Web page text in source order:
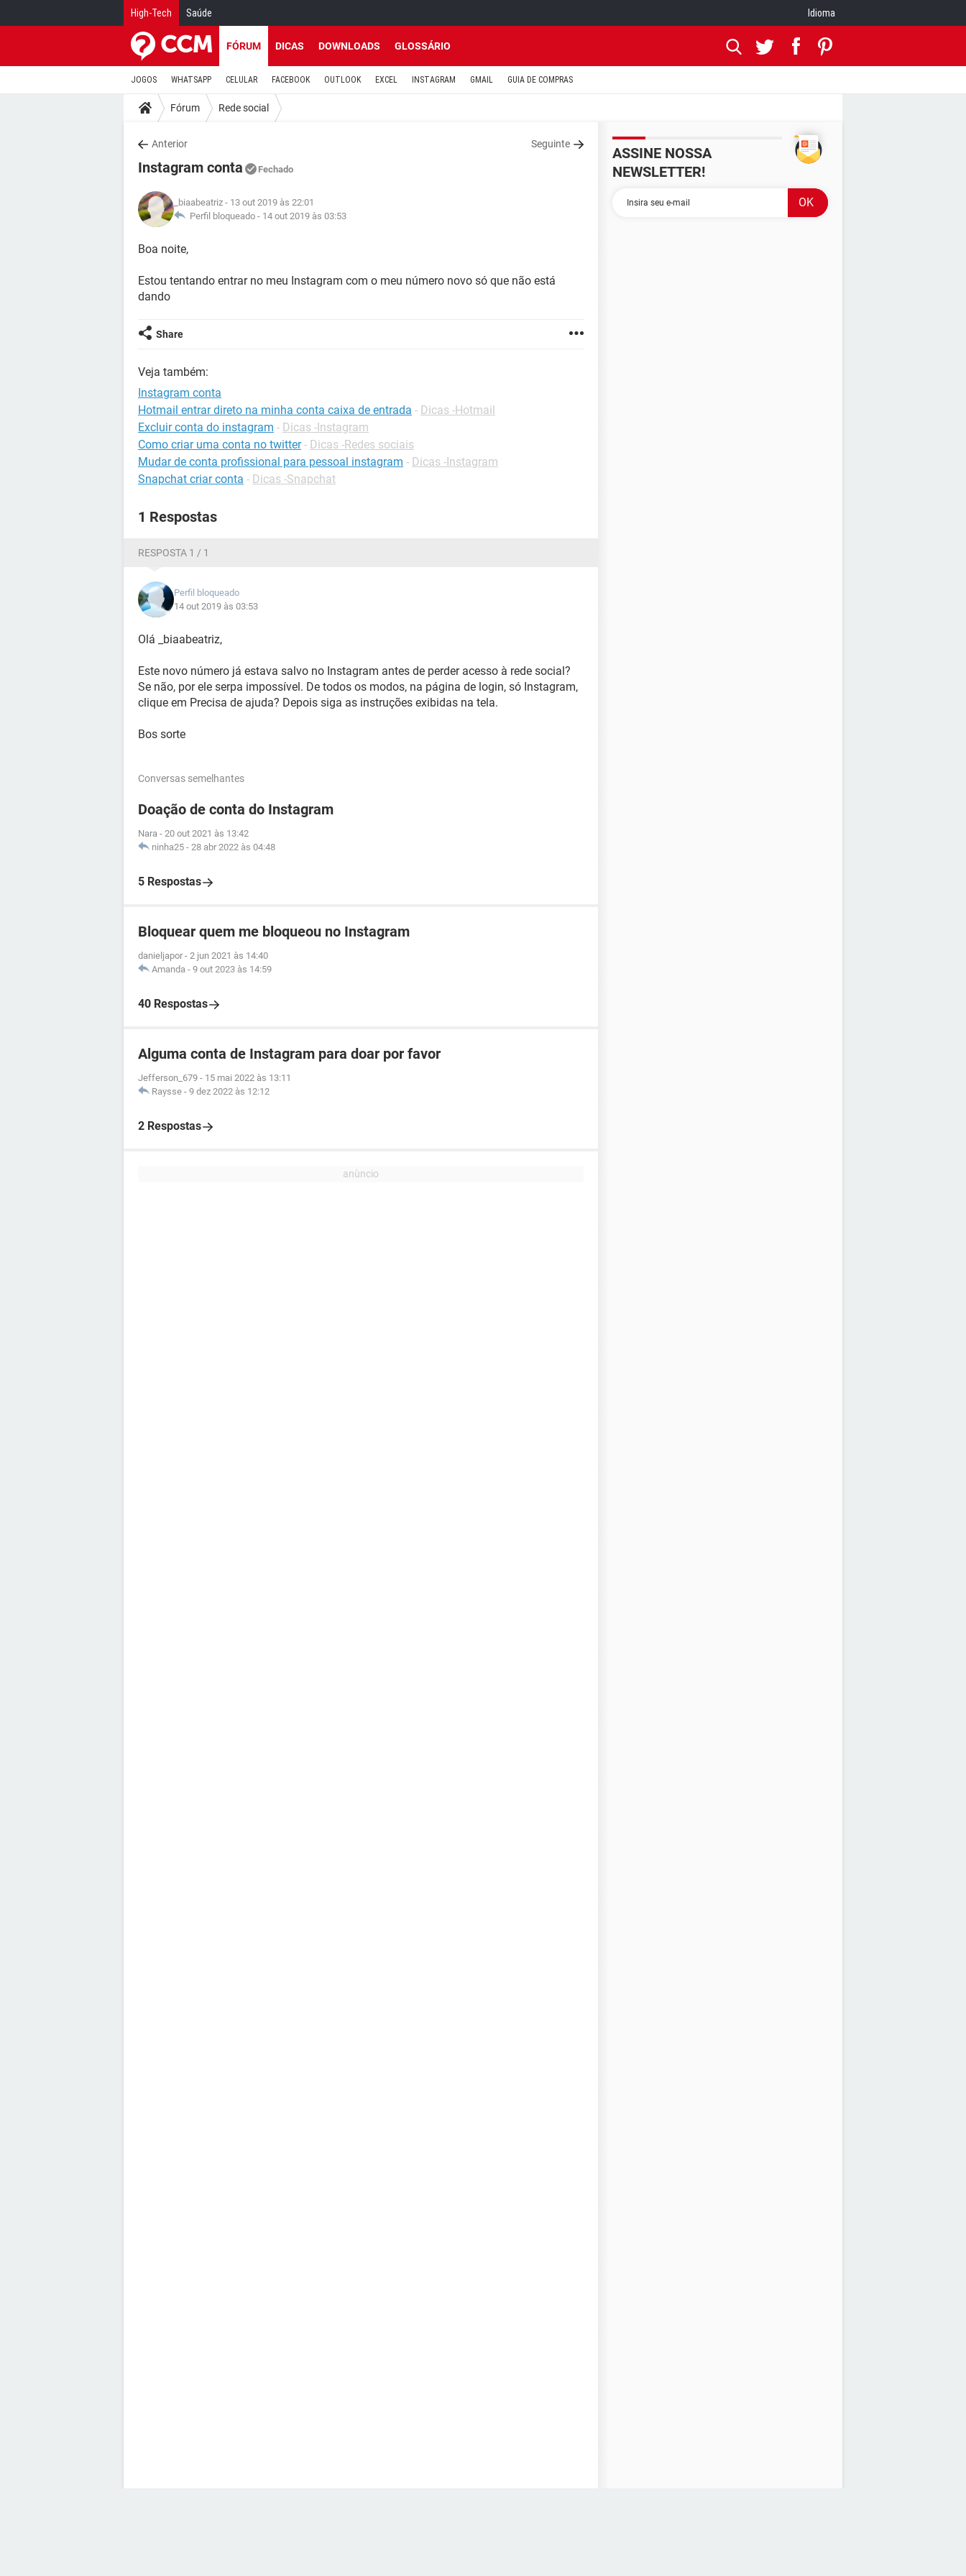
High-Tech Saúde Idioma
FÓRUM DICAS DOWNLOADS GLOSSÁRIO
JOGOS WHATSAPP CELULAR FACEBOOK OUTLOOK EXCEL INSTAGRAM GMAIL GUIA DE COMPRAS
Fórum Rede social
Anterior Seguinte
Instagram conta Fechado
_biaabeatriz - 13 out 2019 às 22:01
Perfil bloqueado - 14 out 2019 às 03:53
Boa noite,
Estou tentando entrar no meu Instagram com o meu número novo só que não está
dando
Share
Veja também:
Instagram conta
Hotmail entrar direto na minha conta caixa de entrada - Dicas -Hotmail
Excluir conta do instagram - Dicas -Instagram
Como criar uma conta no twitter - Dicas -Redes sociais
Mudar de conta profissional para pessoal instagram - Dicas -Instagram
Snapchat criar conta - Dicas -Snapchat
1 Respostas
RESPOSTA 1 / 1
Perfil bloqueado
14 out 2019 às 03:53
Olá _biaabeatriz,
Este novo número já estava salvo no Instagram antes de perder acesso à rede social?
Se não, por ele serpa impossível. De todos os modos, na página de login, só Instagram,
clique em Precisa de ajuda? Depois siga as instruções exibidas na tela.
Bos sorte
Conversas semelhantes
Doação de conta do Instagram
Nara - 20 out 2021 às 13:42
ninha25 - 28 abr 2022 às 04:48
5 Respostas
Bloquear quem me bloqueou no Instagram
danieljapor - 2 jun 2021 às 14:40
Amanda - 9 out 2023 às 14:59
40 Respostas
Alguma conta de Instagram para doar por favor
Jefferson_679 - 15 mai 2022 às 13:11
Raysse - 9 dez 2022 às 12:12
2 Respostas
ASSINE NOSSA
NEWSLETTER!